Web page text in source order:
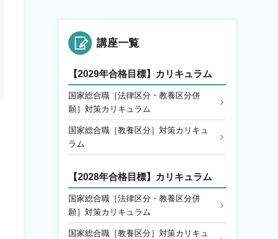
講座一覧
【2029年合格目標】カリキュラム
国家総合職［法律区分・教養区分併
願］対策カリキュラム
国家総合職［教養区分］対策カリキュ
ラム
【2028年合格目標】カリキュラム
国家総合職［法律区分・教養区分併
願］対策カリキュラム
国家総合職［教養区分］対策カリキュ